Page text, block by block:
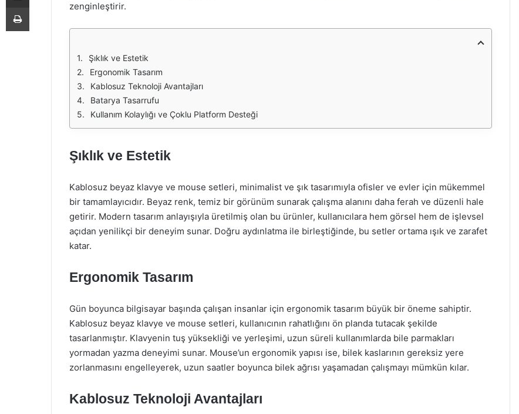
zenginleştirir.
Şıklık ve Estetik
Ergonomik Tasarım
Kablosuz Teknoloji Avantajları
Batarya Tasarrufu
Kullanım Kolaylığı ve Çoklu Platform Desteği
Şıklık ve Estetik
Kablosuz beyaz klavye ve mouse setleri, minimalist ve şık tasarımıyla ofisler ve evler için mükemmel
bir tamamlayıcıdır. Beyaz renk, temiz bir görünüm sunarak çalışma alanını daha ferah ve düzenli hale
getirir. Modern tasarım anlayışıyla üretilmiş olan bu ürünler, kullanıcılara hem görsel hem de işlevsel
açıdan yenilikçi bir deneyim sunar. Doğru aydınlatma ile birleştiğinde, bu setler ortama ışık ve zarafet
katar.
Ergonomik Tasarım
Gün boyunca bilgisayar başında çalışan insanlar için ergonomik tasarım büyük bir öneme sahiptir.
Kablosuz beyaz klavye ve mouse setleri, kullanıcının rahatlığını ön planda tutacak şekilde
tasarlanmıştır. Klavyenin tuş yüksekliği ve yerleşimi, uzun süreli kullanımlarda bile parmakları
yormadan yazma deneyimi sunar. Mouse’un ergonomik yapısı ise, bilek kaslarının gereksiz yere
zorlanmasını engelleyerek, uzun saatler boyunca bilek ağrısı yaşamadan çalışmayı mümkün kılar.
Kablosuz Teknoloji Avantajları